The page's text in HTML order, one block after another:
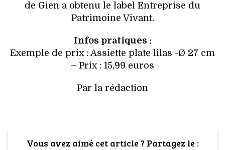
de Gien a obtenu le label Entreprise du
Patrimoine Vivant.
Infos pratiques :
Exemple de prix : Assiette plate lilas -Ø 27 cm
– Prix : 15,99 euros
Par la rédaction
Vous avez aimé cet article ? Partagez le :